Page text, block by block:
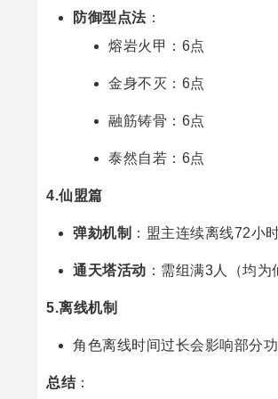
防御型点法：
熔岩火甲：6点
金身不灭：6点
融筋铸骨：6点
泰然自若：6点
4.仙盟篇
弹劾机制 ：盟主连续离线72小
通天塔活动 ：需组满3人（均
5.离线机制
角色离线时间过长会影响部分
总结：